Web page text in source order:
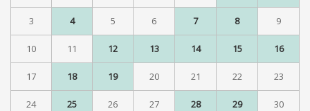
3 4 5 6 7 8 9
10 11 12 13 14 15 16
17 18 19 20 21 22 23
24 25 26 27 28 29 30